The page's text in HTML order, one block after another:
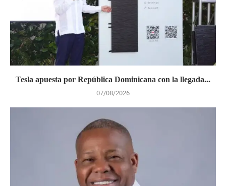
Tesla apuesta por República Dominicana con la llegada...
07/08/2026